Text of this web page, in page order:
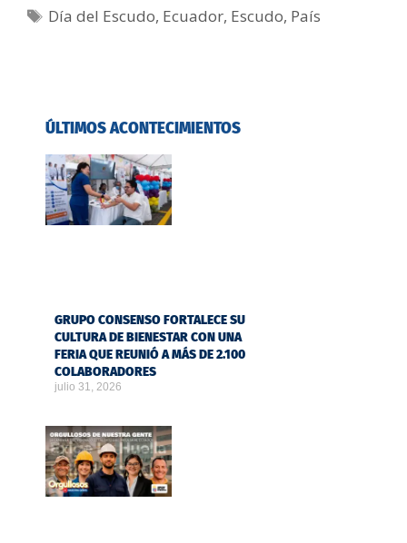
Día del Escudo, Ecuador, Escudo, País
ÚLTIMOS ACONTECIMIENTOS
GRUPO CONSENSO FORTALECE SU
CULTURA DE BIENESTAR CON UNA
FERIA QUE REUNIÓ A MÁS DE 2.100
COLABORADORES
julio 31, 2026